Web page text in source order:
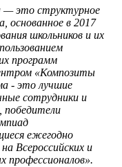
это структурное
основанное в 2017
школьников и их
программ
«Композиты
- это лучшие
сотрудники и
победители
ежегодно
Всероссийских и
профессионалов».